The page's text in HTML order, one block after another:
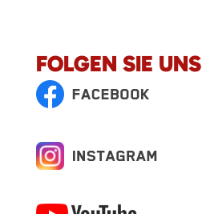
FOLGEN SIE UNS